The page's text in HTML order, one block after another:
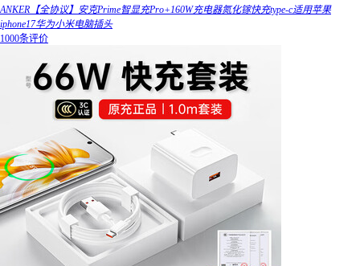
ANKER【全协议】安克Prime智显充Pro+160W充电器氮化镓快充type-c适用苹果
iphone17华为小米电脑插头
1000条评价